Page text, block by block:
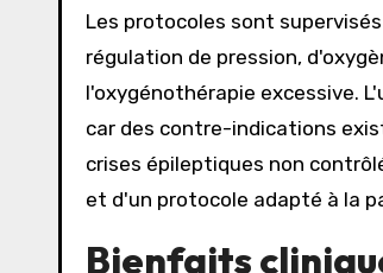
Les protocoles sont
régulation de pression,
l'oxygénothérapie excessive.
car des contre-indications
crises épileptiques non
et d'un protocole adapté à la
Bienfaits